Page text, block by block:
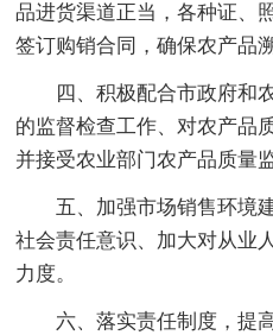
品进货渠道正当，各种证、
签订购销合同，确保农产品
四、积极配合市政府和
的监督检查工作、对农产品
并接受农业部门农产品质量
五、加强市场销售环境
社会责任意识、加大对从业
力度。
六、落实责任制度，提